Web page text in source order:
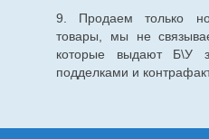
9. Продаем только
товары, мы не
которые выдают Б\У
подделками и